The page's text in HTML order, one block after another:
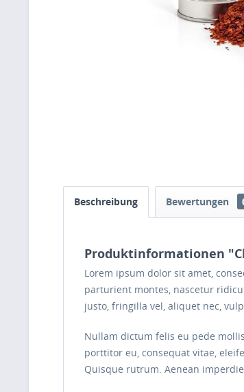
Beschreibung Bewertungen
Produktinformationen
Lorem ipsum dolor sit amet,
parturient montes, nascetur
justo, fringilla vel, aliquet nec,
Nullam dictum felis eu pede
porttitor eu, consequat vitae,
Quisque rutrum. Aenean